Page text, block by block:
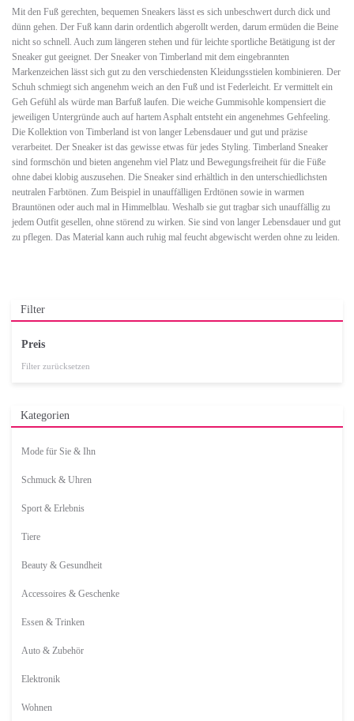
Mit den Fuß gerechten, bequemen Sneakers lässt es sich unbeschwert durch dick und
dünn gehen. Der Fuß kann darin ordentlich abgerollt werden, darum ermüden die Beine
nicht so schnell. Auch zum längeren stehen und für leichte sportliche Betätigung ist der
Sneaker gut geeignet. Der Sneaker von Timberland mit dem eingebrannten
Markenzeichen lässt sich gut zu den verschiedensten Kleidungsstielen kombinieren. Der
Schuh schmiegt sich angenehm weich an den Fuß und ist Federleicht. Er vermittelt ein
Geh Gefühl als würde man Barfuß laufen. Die weiche Gummisohle kompensiert die
jeweiligen Untergründe auch auf hartem Asphalt entsteht ein angenehmes Gehfeeling.
Die Kollektion von Timberland ist von langer Lebensdauer und gut und präzise
verarbeitet. Der Sneaker ist das gewisse etwas für jedes Styling. Timberland Sneaker
sind formschön und bieten angenehm viel Platz und Bewegungsfreiheit für die Füße
ohne dabei klobig auszusehen. Die Sneaker sind erhältlich in den unterschiedlichsten
neutralen Farbtönen. Zum Beispiel in unauffälligen Erdtönen sowie in warmen
Brauntönen oder auch mal in Himmelblau. Weshalb sie gut tragbar sich unauffällig zu
jedem Outfit gesellen, ohne störend zu wirken. Sie sind von langer Lebensdauer und gut
zu pflegen. Das Material kann auch ruhig mal feucht abgewischt werden ohne zu leiden.
Filter
Preis
Filter zurücksetzen
Kategorien
Mode für Sie & Ihn
Schmuck & Uhren
Sport & Erlebnis
Tiere
Beauty & Gesundheit
Accessoires & Geschenke
Essen & Trinken
Auto & Zubehör
Elektronik
Wohnen